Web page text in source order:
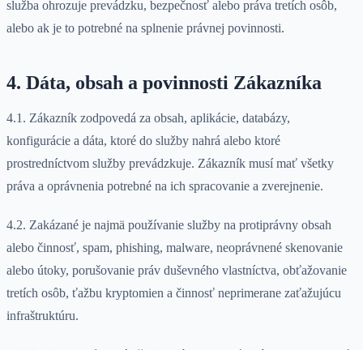
služba ohrozuje prevádzku, bezpečnosť alebo práva tretích osôb,
alebo ak je to potrebné na splnenie právnej povinnosti.
4. Dáta, obsah a povinnosti Zákazníka
4.1. Zákazník zodpovedá za obsah, aplikácie, databázy,
konfigurácie a dáta, ktoré do služby nahrá alebo ktoré
prostredníctvom služby prevádzkuje. Zákazník musí mať všetky
práva a oprávnenia potrebné na ich spracovanie a zverejnenie.
4.2. Zakázané je najmä používanie služby na protiprávny obsah
alebo činnosť, spam, phishing, malware, neoprávnené skenovanie
alebo útoky, porušovanie práv duševného vlastníctva, obťažovanie
tretích osôb, ťažbu kryptomien a činnosť neprimerane zaťažujúcu
infraštruktúru.